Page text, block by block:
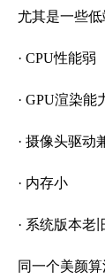
尤其是一些低
· CPU性能弱
· GPU渲染能
· 摄像头驱动
· 内存小
· 系统版本老
同一个美颜